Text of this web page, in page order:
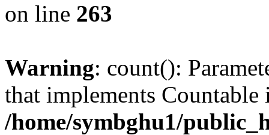
on line 263
Warning: count():
that implements Countable
/home/symbghu1/